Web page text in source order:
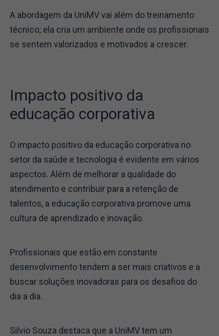
A abordagem da UniMV vai além do treinamento
técnico; ela cria um ambiente onde os profissionais
se sentem valorizados e motivados a crescer.
Impacto positivo da
educação corporativa
O impacto positivo da educação corporativa no
setor da saúde e tecnologia é evidente em vários
aspectos. Além de melhorar a qualidade do
atendimento e contribuir para a retenção de
talentos, a educação corporativa promove uma
cultura de aprendizado e inovação.
Profissionais que estão em constante
desenvolvimento tendem a ser mais criativos e a
buscar soluções inovadoras para os desafios do
dia a dia.
Silvio Souza destaca que a UniMV tem um